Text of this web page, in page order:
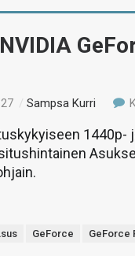
/Sampsa Kurri
1440p-
GeForce GeForce